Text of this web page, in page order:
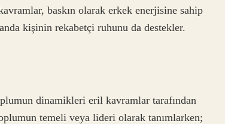
baskın olarak erkek enerjisine sahip
kişinin rekabetçi ruhunu da destekler.
dinamikleri eril kavramlar tarafından
temeli veya lideri olarak tanımlarken;